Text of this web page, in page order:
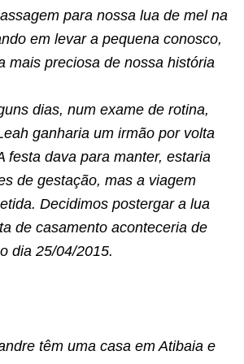
para nossa lua de mel na
em levar a pequena conosco,
mais preciosa de nossa história
dias, num exame de rotina,
ganharia um irmão por volta
festa dava para manter, estaria
de gestação, mas a viagem
Decidimos postergar a lua
de casamento aconteceria de
dia 25/04/2015.
têm uma casa em Atibaia e